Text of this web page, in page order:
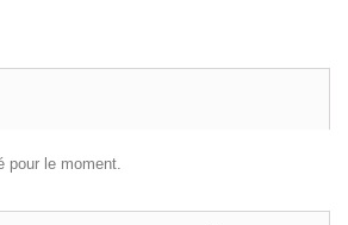
pour le moment.